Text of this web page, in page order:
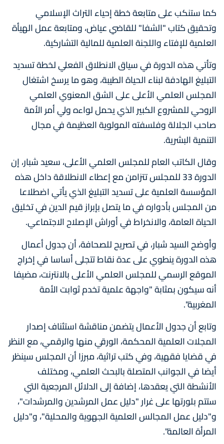
كما ستنكب على متابعة خطة إحياء التراث الإسلامي
وتحقيق كتاب "الشفا" للقاضي عياض، ومتابعة عمل الهيأة
العلمية للإفتاء واللجنة العلمية للمالية التشاركية.
وتأتي هذه الدورة في سياق الانطلاق الفعلي لخطة تسديد
التبليغ الهادفة لبناء الحياة الطيبة، وهو ما يرسخ اشتغال
المجلس العلمي الأعلى على الشق المعنوي العلمي
الروحي للمشروع الكبير الذي يحمل لواءه ولي أمر الأمة
صاحب الجلالة وفلسفته المولوية العظيمة في مجال
التنمية البشرية.
وقال الكاتب العام للمجلس العلمي الأعلى، سعيد شبار، إن
الدورة 33 للمجلس تتزامن مع إعطاء الانطلاقة داخل هذه
المؤسسة العلمية على تسديد التبليغ الذي يأتي اضطلاعا
من المجلس بأدواره في ما يتصل بإبراز قيم الدين في تخليق
الحياة العامة، والانخراط في أوراش الإصلاح الاجتماعي.
وأوضح السيد شبار، في تصريح للصحافة، أن جدول أعمال
هذه الدورة ينطوي على عدة نقاط تتجلى أساسا في إخراج
الموقع الرسمي للمجلس العلمي الأعلى بالانترنت، مضيفا
أنه سيكون بمثابة "واجهة علمية تخدم ثوابت الأمة
المغربية".
وتابع أن جدول الأعمال يتضمن مناقشة استئناف إصدار
المجلات العلمية المحكمة، الورقي منها والرقمي، مع النظر
في قضايا فقهية، وفي كتب تراثية، مبرزا أن المجلس سينظر
أيضا في الجوانب المتصلة بالبحث العلمي، ومختلف
الأنشطة التي يعقدها، إضافة إلى الدلائل المرجعية التي
ستتم بلورتها على غرار "دليل عمل المرشدين والمرشدات"،
و"دليل عمل المجالس العلمية الجهوية والمحلية"، و"دليل
المرأة العالمة".